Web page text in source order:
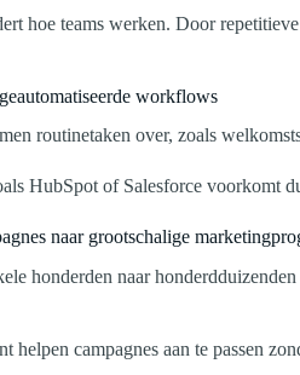
hoe teams werken. Door
workflows
routinetaken over, zoals
HubSpot of Salesforce voorkomt
naar grootschalige
honderden naar
helpen campagnes aan te passen